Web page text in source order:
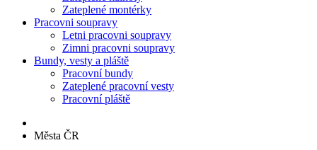
Zateplené montérky
Pracovni soupravy
Letni pracovni soupravy
Zimni pracovni soupravy
Bundy, vesty a pláště
Pracovní bundy
Zateplené pracovní vesty
Pracovní pláště
Města ČR